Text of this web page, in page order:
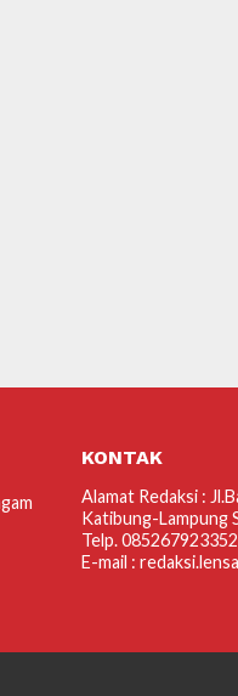
KONTAK
Alamat Redaksi :
Katibung-Lampung
Telp. 085267923352
E-mail :